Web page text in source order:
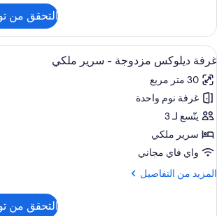
غرفة
ديلوكس
بسريرين
منفصلين
بحوض
استحمام
التحقق من
استعراض
جميع
صور
غرفة
ديلوكس
مزدوجة
-
سرير
ملكي
أغطية فراش
4
غرفة ديلوكس مزدوجة - سرير ملكي
30 متر مربع
غرفة نوم واحدة
يتّسع لـ 3
سرير ملكي
واي فاي مجاني
المزيد من التفاصيل
المزيد
التحقق من